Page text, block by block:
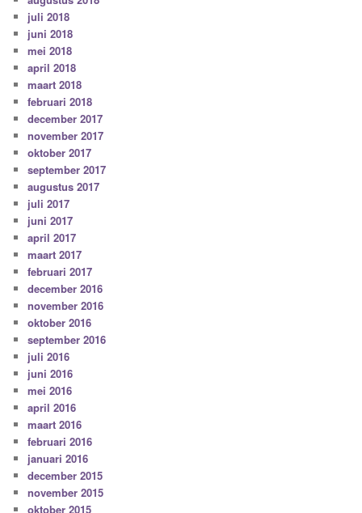
juli 2018
juni 2018
mei 2018
april 2018
maart 2018
februari 2018
december 2017
november 2017
oktober 2017
september 2017
augustus 2017
juli 2017
juni 2017
april 2017
maart 2017
februari 2017
december 2016
november 2016
oktober 2016
september 2016
juli 2016
juni 2016
mei 2016
april 2016
maart 2016
februari 2016
januari 2016
december 2015
november 2015
oktober 2015